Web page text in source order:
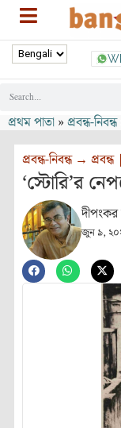
প্রথম পাতা »প্রবন্ধ-নিবন্ধ
প্রবন্ধ-নিবন্ধ→ প্রবন্ধ
‘স্টোরি’র
দীপংকর
জুন ৯,